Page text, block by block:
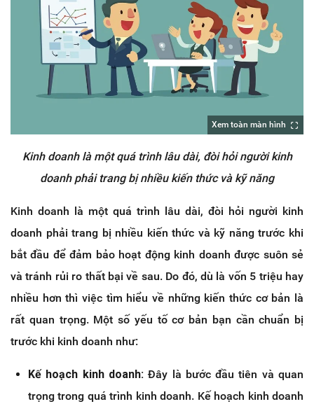
Xem toàn màn hình
Kinh doanh là một quá trình lâu dài, đòi hỏi người kinh
doanh phải trang bị nhiều kiến thức và kỹ năng
Kinh doanh là một quá trình lâu dài, đòi hỏi người kinh
doanh phải trang bị nhiều kiến thức và kỹ năng trước khi
bắt đầu để đảm bảo hoạt động kinh doanh được suôn sẻ
và tránh rủi ro thất bại về sau. Do đó, dù là vốn 5 triệu hay
nhiều hơn thì việc tìm hiểu về những kiến thức cơ bản là
rất quan trọng. Một số yếu tố cơ bản bạn cần chuẩn bị
trước khi kinh doanh như:
Kế hoạch kinh doanh:Đây là bước đầu tiên và quan
trọng trong quá trình kinh doanh. Kế hoạch kinh doanh